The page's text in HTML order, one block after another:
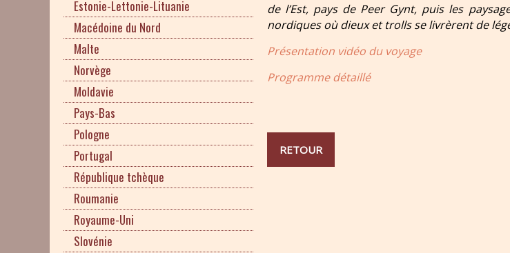
Estonie-Lettonie-Lituanie
Macédoine du Nord
Malte
Norvège
Moldavie
Pays-Bas
Pologne
Portugal
République tchèque
Roumanie
Royaume-Uni
Slovénie
de l’Est, pays de Peer Gynt, puis les
nordiques où dieux et trolls se livrèrent de
Présentation vidéo du voyage
Programme détaillé
RETOUR